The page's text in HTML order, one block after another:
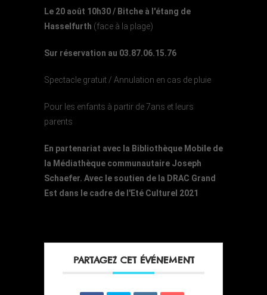
Le 20 août 10h30 / Bitche à l'étang de
Hasselfurth (face à la plage)
Sur réservation au 03.87.06.15.76
Spectacle gratuit / Annulation en cas de pluie
Pour les enfants à partir de 7ans et leurs
parents
En partenariat avec la Bibliothèque Mobile de
la Médiathèque communautaire Joseph
Schaefer. Avec le soutien de la DRAC Grand
Est dans le cadre de l'Eté Culturel 2021
PARTAGEZ CET ÉVÉNEMENT